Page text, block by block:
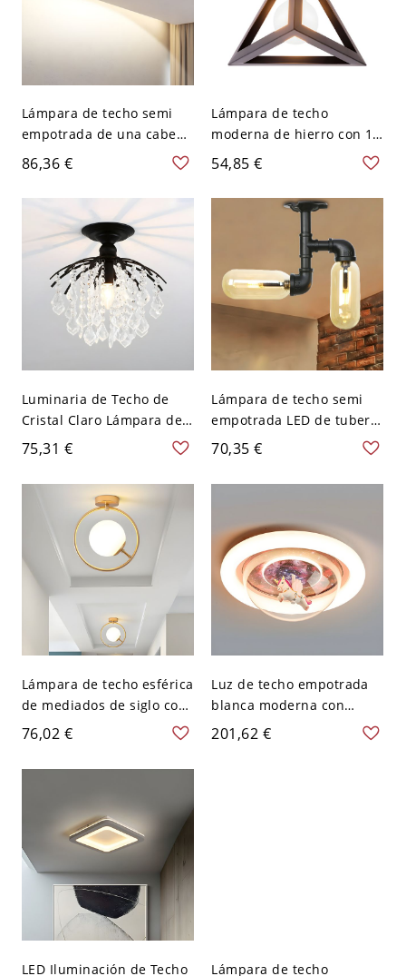
Lámpara de techo semi
empotrada de una cabeza
en gris metálico para
dormitorio, Nordic Barn
Shade Ceiling Lighting
86,36 €
Lámpara de techo
moderna de hierro con 1
cabeza en forma de
triángulo semi empotrada
en gris para dormitorio
54,85 €
Luminaria de Techo de
Cristal Claro Lámpara de
Techo Semi Empotrada
Modernista para Entrada -
110 A 120 V Negro A
75,31 €
Lámpara de techo semi
empotrada LED de tubería
de agua de metal
industrial con 2 bombillas
negras para cocina
70,35 €
Lámpara de techo esférica
de mediados de siglo con
vidrio blanco, 1 bombilla,
luz semi empotrada para
vestíbulo con anillo
76,02 €
Luz de techo empotrada
blanca moderna con
iluminación ambiental
LED - 110 A 120 V
201,62 €
LED Iluminación de Techo
Lámpara de techo